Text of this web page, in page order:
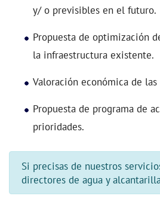
y/ o previsibles en el futuro.
Propuesta de optimización
la infraestructura existente.
Valoración económica de las
Propuesta de programa de
prioridades.
Si precisas de nuestros
directores de agua y